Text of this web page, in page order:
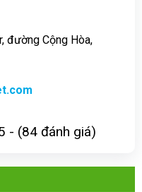
đường Cộng Hòa,
- (84 đánh giá)